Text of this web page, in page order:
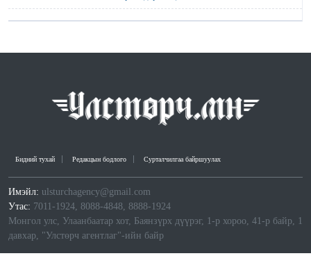
Бидний тухай Редакцын бодлого Сурталчилгаа байршуулах
Имэйл: ulsturchagency@gmail.com
Утас: 7011-1924, 8088-4848, 8888-1924
Монгол улс, Улаанбаатар хот, Баянзүрх дүүрэг, 1-р хороо, 41-р байр, 1
давхар, "Улстөрч агентлаг"-ийн байр